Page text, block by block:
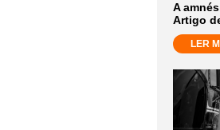
A
Artigo
LER